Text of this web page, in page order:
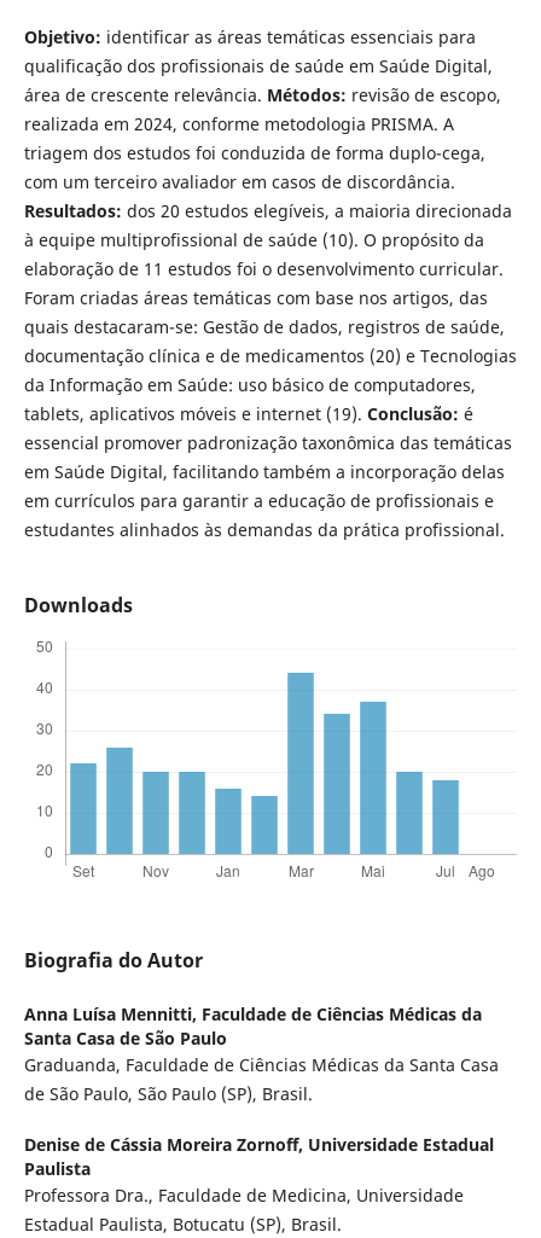
Objetivo: identificar as áreas temáticas essenciais para
qualificação dos profissionais de saúde em Saúde Digital,
área de crescente relevância. Métodos: revisão de escopo,
realizada em 2024, conforme metodologia PRISMA. A
triagem dos estudos foi conduzida de forma duplo-cega,
com um terceiro avaliador em casos de discordância.
Resultados: dos 20 estudos elegíveis, a maioria direcionada
à equipe multiprofissional de saúde (10). O propósito da
elaboração de 11 estudos foi o desenvolvimento curricular.
Foram criadas áreas temáticas com base nos artigos, das
quais destacaram-se: Gestão de dados, registros de saúde,
documentação clínica e de medicamentos (20) e Tecnologias
da Informação em Saúde: uso básico de computadores,
tablets, aplicativos móveis e internet (19). Conclusão: é
essencial promover padronização taxonômica das temáticas
em Saúde Digital, facilitando também a incorporação delas
em currículos para garantir a educação de profissionais e
estudantes alinhados às demandas da prática profissional.
Downloads
Biografia do Autor
Anna Luísa Mennitti, Faculdade de Ciências Médicas da
Santa Casa de São Paulo
Graduanda, Faculdade de Ciências Médicas da Santa Casa
de São Paulo, São Paulo (SP), Brasil.
Denise de Cássia Moreira Zornoff, Universidade Estadual
Paulista
Professora Dra., Faculdade de Medicina, Universidade
Estadual Paulista, Botucatu (SP), Brasil.